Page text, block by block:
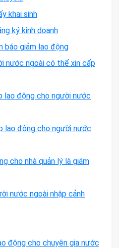
khai sinh
ký kinh doanh
báo giảm lao động
nước ngoài có thể xin cấp
lao động cho người nước
lao động cho người nước
cho nhà quản lý là giám
nước ngoài nhập cảnh
động cho chuyên gia nước